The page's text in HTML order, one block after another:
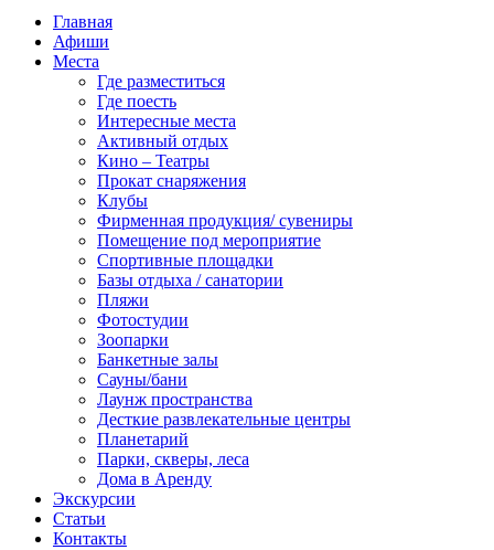
Главная
Афиши
Места
Где разместиться
Где поесть
Интересные места
Активный отдых
Кино – Театры
Прокат снаряжения
Клубы
Фирменная продукция/ сувениры
Помещение под мероприятие
Спортивные площадки
Базы отдыха / санатории
Пляжи
Фотостудии
Зоопарки
Банкетные залы
Сауны/бани
Лаунж пространства
Десткие развлекательные центры
Планетарий
Парки, скверы, леса
Дома в Аренду
Экскурсии
Статьи
Контакты